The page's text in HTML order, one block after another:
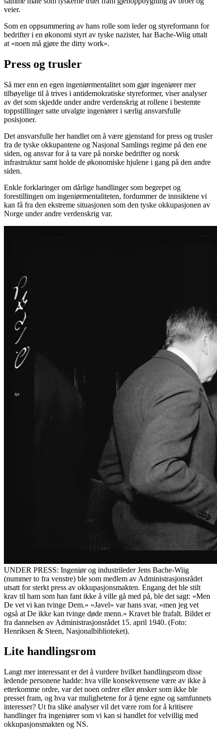
veier.
Som en oppsummering av hans rolle som leder og styreformann for
bedrifter i en økonomi styrt av tyske nazister, har Bache-Wiig uttalt
at «noen må gjøre the dirty work».
Press og trusler
Så mer enn en egen ingeniørmentalitet som gjør ingeniører mer
tilbøyelige til å trives i antidemokratiske styreformer, viser analyser
av det som skjedde under andre verdenskrig at rollene i bestemte
toppstillinger satte utvalgte ingeniører i særlig ansvarsfulle
posisjoner.
Det ansvarsfulle her handlet om å være gjenstand for press og trusler
fra de tyske okkupantene og Nasjonal Samlings regime på den ene
siden, og ansvar for å ta vare på norske bedrifter og norsk
infrastruktur samt holde de økonomiske hjulene i gang på den andre
siden.
Enkle forklaringer om dårlige handlinger som begrepet og
forestillingen om ingeniørmentaliteten, fordummer de innsiktene vi
kan få fra den ekstreme situasjonen som den tyske okkupasjonen av
Norge under andre verdenskrig var.
UNDER PRESS: Ingeniør og industrileder Jens Bache-Wiig
(nummer to fra venstre) ble som medlem av Administrasjonsrådet
utsatt for sterkt press av okkupasjonsmakten. Engang det ble stilt
krav til ham som han fant ikke å ville gå med på, ble det sagt: «Men
De vet vi kan tvinge Dem.» «Javel» var hans svar, «men jeg vet
også at De ikke kan tvinge døde menn.» Kravet ble frafalt. Bildet er
fra dannelsen av Administrasjonsrådet 15. april 1940. (Foto:
Henriksen & Steen, Nasjonalbiblioteket).
Lite handlingsrom
Langt mer interessant er det å vurdere hvilket handlingsrom disse
ledende personene hadde: hva ville konsekvensene være av ikke å
etterkomme ordre, var det noen ordrer eller ønsker som ikke ble
presset fram, og hva var mulighetene for å tjene egne og samfunnets
interesser? Ut fra slike analyser vil det være rom for å kritisere
handlinger fra ingeniører som vi kan si handlet for velvillig med
okkupasjonsmakten og NS.